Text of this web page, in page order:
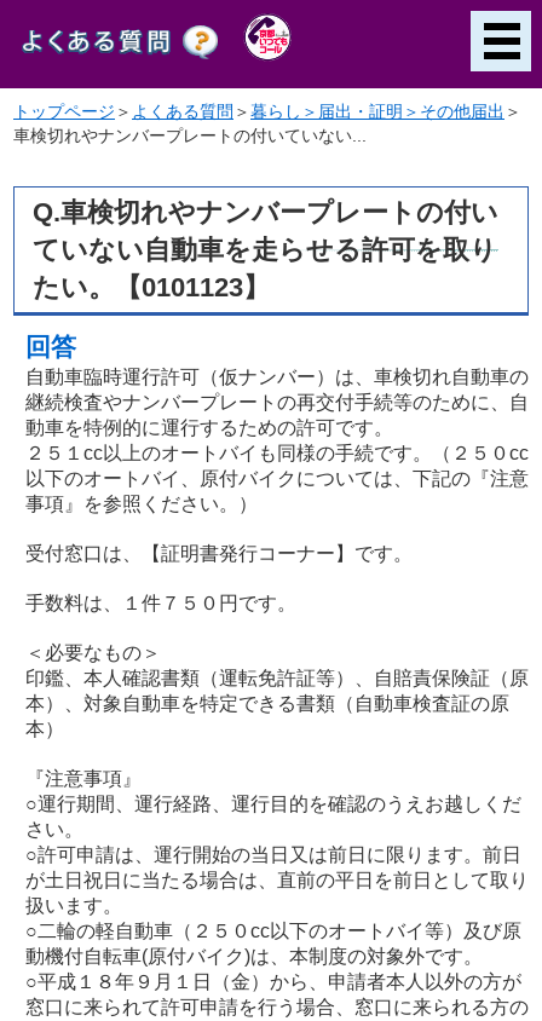
トップページ ＞ よくある質問 ＞ 暮らし＞届出・証明＞その他届出 ＞
車検切れやナンバープレートの付いていない...
Q.車検切れやナンバープレートの付い
ていない自動車を走らせる許可を取り
たい。【0101123】
回答
自動車臨時運行許可（仮ナンバー）は、車検切れ自動車の
継続検査やナンバープレートの再交付手続等のために、自
動車を特例的に運行するための許可です。
２５１cc以上のオートバイも同様の手続です。（２５０cc
以下のオートバイ、原付バイクについては、下記の『注意
事項』を参照ください。）
受付窓口は、【証明書発行コーナー】です。
手数料は、１件７５０円です。
＜必要なもの＞
印鑑、本人確認書類（運転免許証等）、自賠責保険証（原
本）、対象自動車を特定できる書類（自動車検査証の原
本）
『注意事項』
○運行期間、運行経路、運行目的を確認のうえお越しくだ
さい。
○許可申請は、運行開始の当日又は前日に限ります。前日
が土日祝日に当たる場合は、直前の平日を前日として取り
扱います。
○二輪の軽自動車（２５０cc以下のオートバイ等）及び原
動機付自転車(原付バイク)は、本制度の対象外です。
○平成１８年９月１日（金）から、申請者本人以外の方が
窓口に来られて許可申請を行う場合、窓口に来られる方の